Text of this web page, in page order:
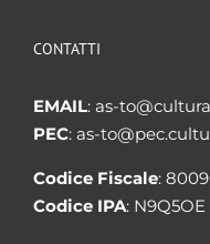
CONTATTI
EMAIL: as-
PEC: as-
Codice Fiscale:
Codice IPA: N9Q5OE